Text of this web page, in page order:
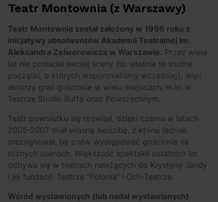
Teatr Montownia (z Warszawy)
Teatr Montownia został założony w 1996 roku z
inicjatywy absolwentów Akademii Teatralnej im.
Aleksandra Zelwerowicza w Warszawie. Przez wiele
lat nie posiadał swojej sceny (to właśnie te trudne
początki, o których wspomnieliśmy wcześniej), więc
aktorzy grali gościnnie w wielu miejscach, m.in. w
Teatrze Studio Buffo oraz Powszechnym.
Teatr powolutku się rozwijał, dzięki czemu w latach
2005-2007 miał własną siedzibę, z której jednak
zrezygnował, by znów występować gościnnie na
różnych scenach. Większość spektakli ostatnich lat
odbywa się w teatrach należących do Krystyny Jandy
i jej fundacji: Teatrze “Polonia” i Och-Teatrze.
Wśród wystawionych (lub nadal wystawianych)